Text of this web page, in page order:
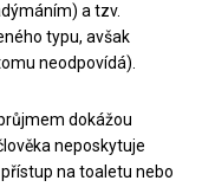
a tzv.
typu, avšak
neodpovídá).
dokážou
neposkytuje
na toaletu nebo